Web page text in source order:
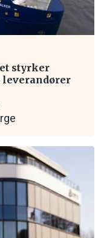
styrker